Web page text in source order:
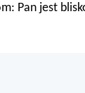
Pan jest